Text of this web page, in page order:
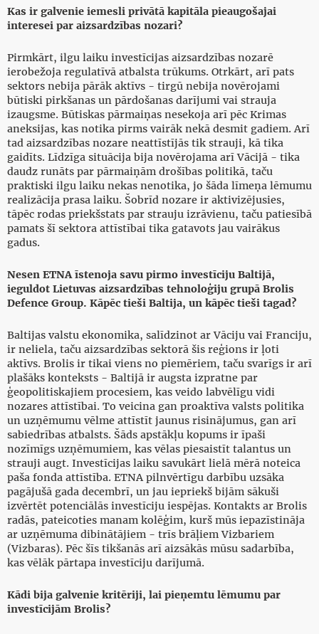
Kas ir galvenie iemesli privātā kapitāla pieaugošajai
interesei par aizsardzības nozari?
Pirmkārt, ilgu laiku investīcijas aizsardzības nozarē
ierobežoja regulatīvā atbalsta trūkums. Otrkārt, arī pats
sektors nebija pārāk aktīvs - tirgū nebija novērojami
būtiski pirkšanas un pārdošanas darījumi vai strauja
izaugsme. Būtiskas pārmaiņas nesekoja arī pēc Krimas
aneksijas, kas notika pirms vairāk nekā desmit gadiem. Arī
tad aizsardzības nozare neattīstījās tik strauji, kā tika
gaidīts. Līdzīga situācija bija novērojama arī Vācijā - tika
daudz runāts par pārmaiņām drošības politikā, taču
praktiski ilgu laiku nekas nenotika, jo šāda līmeņa lēmumu
realizācija prasa laiku. Šobrīd nozare ir aktivizējusies,
tāpēc rodas priekšstats par strauju izrāvienu, taču patiesībā
pamats šī sektora attīstībai tika gatavots jau vairākus
gadus.
Nesen ETNA īstenoja savu pirmo investīciju Baltijā,
ieguldot Lietuvas aizsardzības tehnoloģiju grupā Brolis
Defence Group. Kāpēc tieši Baltija, un kāpēc tieši tagad?
Baltijas valstu ekonomika, salīdzinot ar Vāciju vai Franciju,
ir neliela, taču aizsardzības sektorā šis reģions ir ļoti
aktīvs. Brolis ir tikai viens no piemēriem, taču svarīgs ir arī
plašāks konteksts - Baltijā ir augsta izpratne par
ģeopolitiskajiem procesiem, kas veido labvēlīgu vidi
nozares attīstībai. To veicina gan proaktīva valsts politika
un uzņēmumu vēlme attīstīt jaunus risinājumus, gan arī
sabiedrības atbalsts. Šāds apstākļu kopums ir īpaši
nozīmīgs uzņēmumiem, kas vēlas piesaistīt talantus un
strauji augt. Investīcijas laiku savukārt lielā mērā noteica
paša fonda attīstība. ETNA pilnvērtīgu darbību uzsāka
pagājušā gada decembrī, un jau iepriekš bijām sākuši
izvērtēt potenciālās investīciju iespējas. Kontakts ar Brolis
radās, pateicoties manam kolēģim, kurš mūs iepazīstināja
ar uzņēmuma dibinātājiem - trīs brāļiem Vizbariem
(Vizbaras). Pēc šīs tikšanās arī aizsākās mūsu sadarbība,
kas vēlāk pārtapa investīciju darījumā.
Kādi bija galvenie kritēriji, lai pieņemtu lēmumu par
investīcijām Brolis?